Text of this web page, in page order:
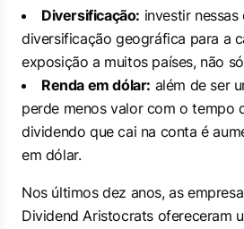
Diversificação: investir
diversificação geográfica para a
exposição a muitos países, não
Renda em dólar: além de ser
perde menos valor com o tempo
dividendo que cai na conta é
em dólar.
Nos últimos dez anos, as
Dividend Aristocrats ofereceram